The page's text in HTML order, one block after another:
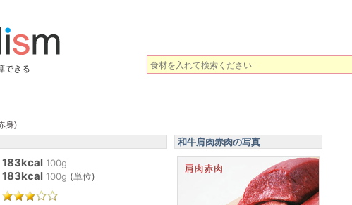
できる
身)
183kcal 100g
183kcal 100g (単位)
和牛肩肉赤肉の写真